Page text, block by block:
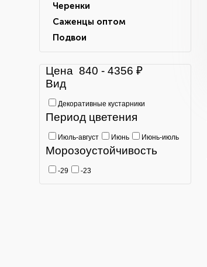
Черенки
Саженцы оптом
Подвои
Цена 840 - 4356 ₽
Вид
Декоративные кустарники
Период цветения
Июль-август Июнь Июнь-июль
Морозоустойчивость
-29 -23